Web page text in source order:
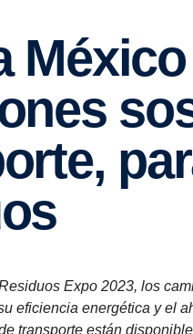
Expo 2023, los
eficiencia energética y el
transporte están